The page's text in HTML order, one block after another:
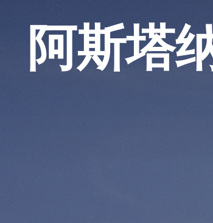
阿斯塔